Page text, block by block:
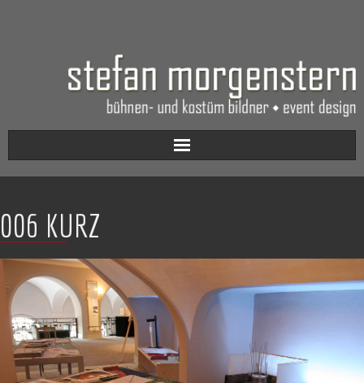
Aktuell
Werkverzeichnis
Biografie
Kontakt
006 KURZ